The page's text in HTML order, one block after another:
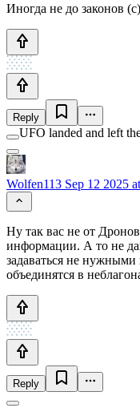
Иногда не до законов (с)
Reply
UFO landed and left
Wolfen113 Sep 12 2025
Ну так вас не от
информации. А то не
задаваться не
объединятся в
Reply